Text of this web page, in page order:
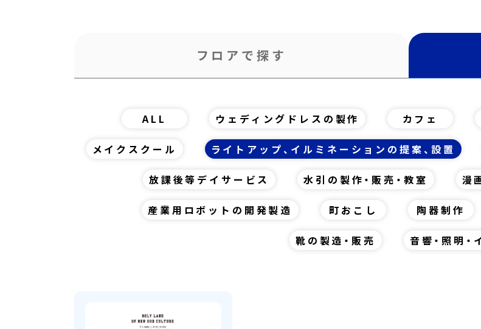
フロアで探す
ALL ウェディングドレスの製作 カフェ
メイクスクール ライトアップ、イルミネーションの提案、設置
放課後等デイサービス 水引の製作・販売・教室 漫
産業用ロボットの開発製造 町おこし 陶器制作
靴の製造・販売 音響・照明・